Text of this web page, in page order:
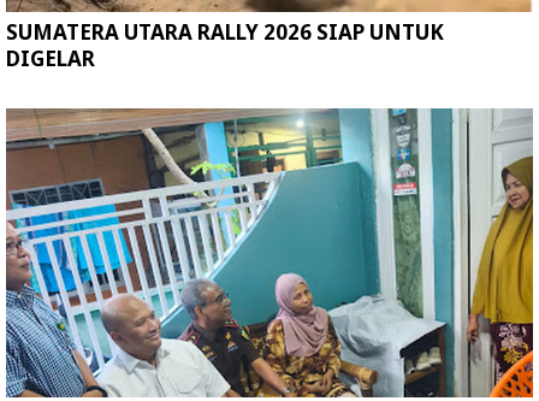
SUMATERA UTARA RALLY 2026 SIAP UNTUK
DIGELAR